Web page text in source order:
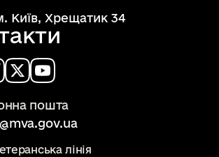
Київ, Хрещатик 34
пошта
лінія